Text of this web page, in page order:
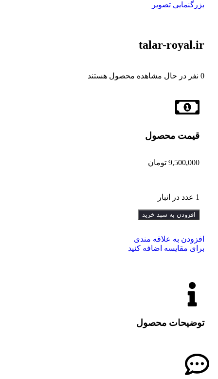
بزرگنمایی تصویر
talar-royal.ir
0 نفر در حال مشاهده محصول هستند
قیمت محصول
9,500,000 تومان
1 عدد در انبار
افزودن به سبد خرید
افزودن به علاقه مندی
برای مقایسه اضافه کنید
توضیحات محصول